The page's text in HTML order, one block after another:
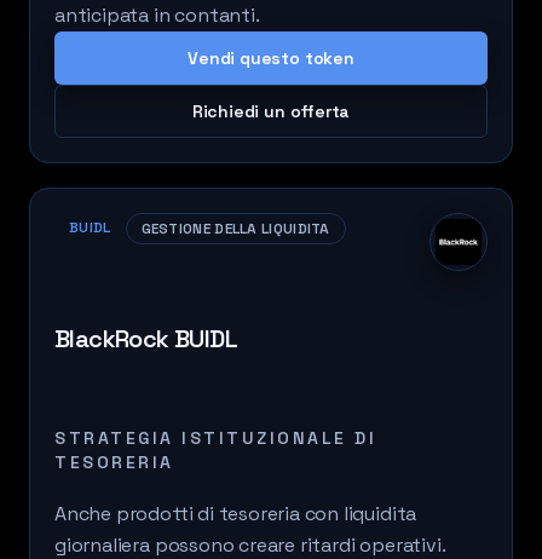
anticipata in contanti.
Vendi questo token
Richiedi un offerta
BUIDL GESTIONE DELLA LIQUIDITA
BlackRock BUIDL
STRATEGIA ISTITUZIONALE DI
TESORERIA
Anche prodotti di tesoreria con liquidita
giornaliera possono creare ritardi operativi.